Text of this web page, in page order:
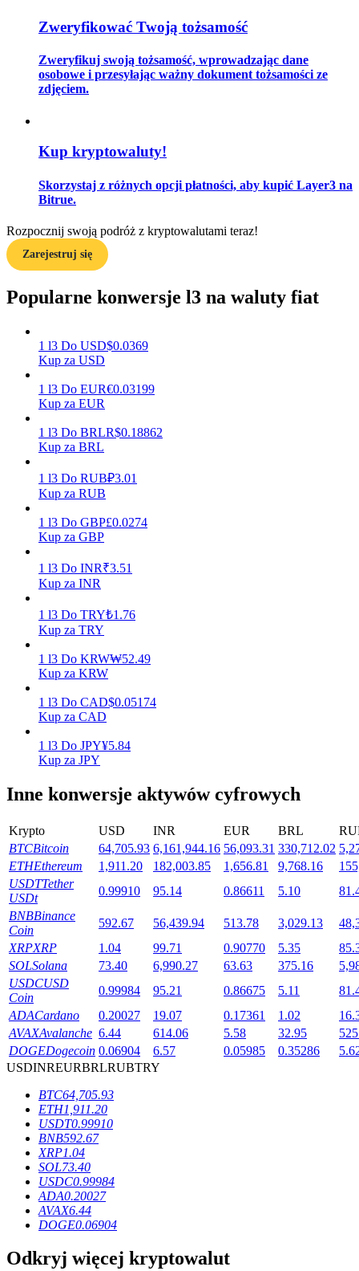
Strategie handlowe
Zarabiać
Codziennie zdobywaj konkurencyjne nagrody
Stawianie
Wysokie zyski i natychmiastowy dostęp
Launchpool
Elastyczne stawianie zakładów, aby zarabiać na popularnych
tokenach
Ekskluzywne inwestycje dla posiadaczy BTR
Pożyczki
Usługa pożyczek wspieranych kryptowalutami
Zweryfikować Twoją tożsamość
Zweryfikuj swoją tożsamość, wprowadzając dane
osobowe i przesyłając ważny dokument tożsamości ze
zdjęciem.
Kup kryptowaluty!
Skorzystaj z różnych opcji płatności, aby kupić Layer3 na
Bitrue.
Rozpocznij swoją podróż z kryptowalutami teraz!
Zarejestruj się
Popularne konwersje l3 na waluty fiat
1 l3 Do USD$0.0369
Kup za USD
1 l3 Do EUR€0.03199
Kup za EUR
1 l3 Do BRLR$0.18862
Kup za BRL
1 l3 Do RUB₽3.01
Kup za RUB
1 l3 Do GBP£0.0274
Kup za GBP
1 l3 Do INR₹3.51
Kup za INR
1 l3 Do TRY₺1.76
Kup za TRY
1 l3 Do KRW₩52.49
Kup za KRW
1 l3 Do CAD$0.05174
Kup za CAD
1 l3 Do JPY¥5.84
Kup za JPY
Inne konwersje aktywów cyfrowych
Krypto USD INR EUR BRL
BTCBitcoin 64,705.93 6,161,944.16 56,093.31 330,712.02
ETHEthereum 1,911.20 182,003.85 1,656.81 9,768.16
USDTTether
USDt
0.99910 95.14 0.86611 5.10
BNBBinance
Coin
592.67 56,439.94 513.78 3,029.13
XRPXRP 1.04 99.71 0.90770 5.35
SOLSolana 73.40 6,990.27 63.63 375.16
USDCUSD
Coin
0.99984 95.21 0.86675 5.11
ADACardano 0.20027 19.07 0.17361 1.02
AVAXAvalanche 6.44 614.06 5.58 32.95
DOGEDogecoin 0.06904 6.57 0.05985 0.35286
USDINREURBRLRUBTRY
BTC64,705.93
ETH1,911.20
USDT0.99910
BNB592.67
XRP1.04
SOL73.40
USDC0.99984
ADA0.20027
AVAX6.44
DOGE0.06904
Odkryj więcej kryptowalut